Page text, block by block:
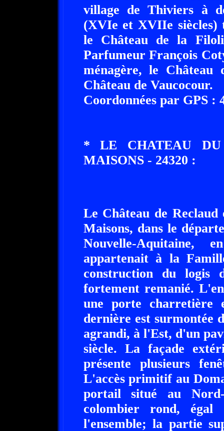
village de Thiviers à
(XVIe et XVIIe siècles)
le Château de la
Parfumeur François
ménagère, le
Château de Vaucocour.
Coordonnées par GPS :
* LE CHATEAU DU
MAISONS - 24320 :
Le Château de
Maisons, dans le
Nouvelle-
appartenait à la
construction du
fortement remanié.
une porte charretière
dernière est surmontée
agrandi, à l'Est, d'un
siècle. La façade
présente plusieurs
L'accès primitif au
portail situé au
colombier rond,
l'ensemble; la partie